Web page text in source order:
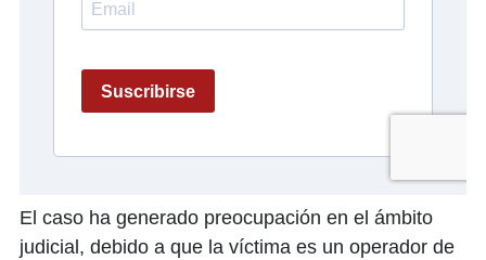
El caso ha generado preocupación en el ámbito
judicial, debido a que la víctima es un operador de